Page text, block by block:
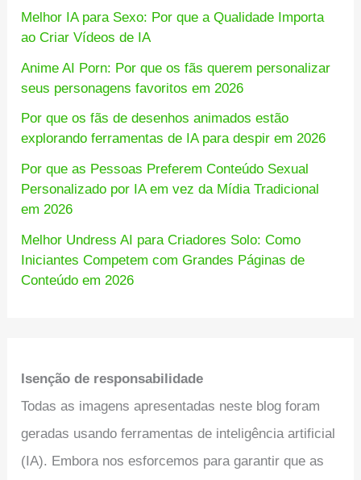
Melhor IA para Sexo: Por que a Qualidade Importa
ao Criar Vídeos de IA
Anime AI Porn: Por que os fãs querem personalizar
seus personagens favoritos em 2026
Por que os fãs de desenhos animados estão
explorando ferramentas de IA para despir em 2026
Por que as Pessoas Preferem Conteúdo Sexual
Personalizado por IA em vez da Mídia Tradicional
em 2026
Melhor Undress AI para Criadores Solo: Como
Iniciantes Competem com Grandes Páginas de
Conteúdo em 2026
Isenção de responsabilidade
Todas as imagens apresentadas neste blog foram
geradas usando ferramentas de inteligência artificial
(IA). Embora nos esforcemos para garantir que as